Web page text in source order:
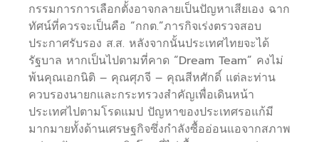
กรรมการการเลือกตั้งอาจกลายเป็นปัญหาเสียเอง ฉาก
ทัศน์ที่ควรจะเป็นคือ “กกต.”ภารกิจเร่งตรวจสอบ
ประกาศรับรอง ส.ส. หลังจากนั้นประเทศไทยจะได้
รัฐบาล หากเป็นไปตามที่คาด “Dream Team” คงไม่
พ้นคุณเอกนิติ – คุณศุภจี – คุณสีหศักดิ์ แต่ละท่าน
ควบรองนายกและกระทรวงสำคัญเพื่อเดินหน้า
ประเทศไปตามโรดแมป ปัญหาของประเทศรอแก้มี
มากมายทั้งด้านเศรษฐกิจซึ่งกำลังซื้ออ่อนแอจากสภาพ